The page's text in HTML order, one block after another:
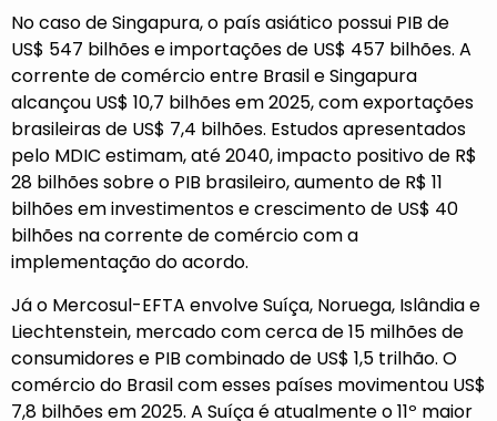
No caso de Singapura, o país asiático possui PIB de
US$ 547 bilhões e importações de US$ 457 bilhões. A
corrente de comércio entre Brasil e Singapura
alcançou US$ 10,7 bilhões em 2025, com exportações
brasileiras de US$ 7,4 bilhões. Estudos apresentados
pelo MDIC estimam, até 2040, impacto positivo de R$
28 bilhões sobre o PIB brasileiro, aumento de R$ 11
bilhões em investimentos e crescimento de US$ 40
bilhões na corrente de comércio com a
implementação do acordo.
Já o Mercosul-EFTA envolve Suíça, Noruega, Islândia e
Liechtenstein, mercado com cerca de 15 milhões de
consumidores e PIB combinado de US$ 1,5 trilhão. O
comércio do Brasil com esses países movimentou US$
7,8 bilhões em 2025. A Suíça é atualmente o 11º maior